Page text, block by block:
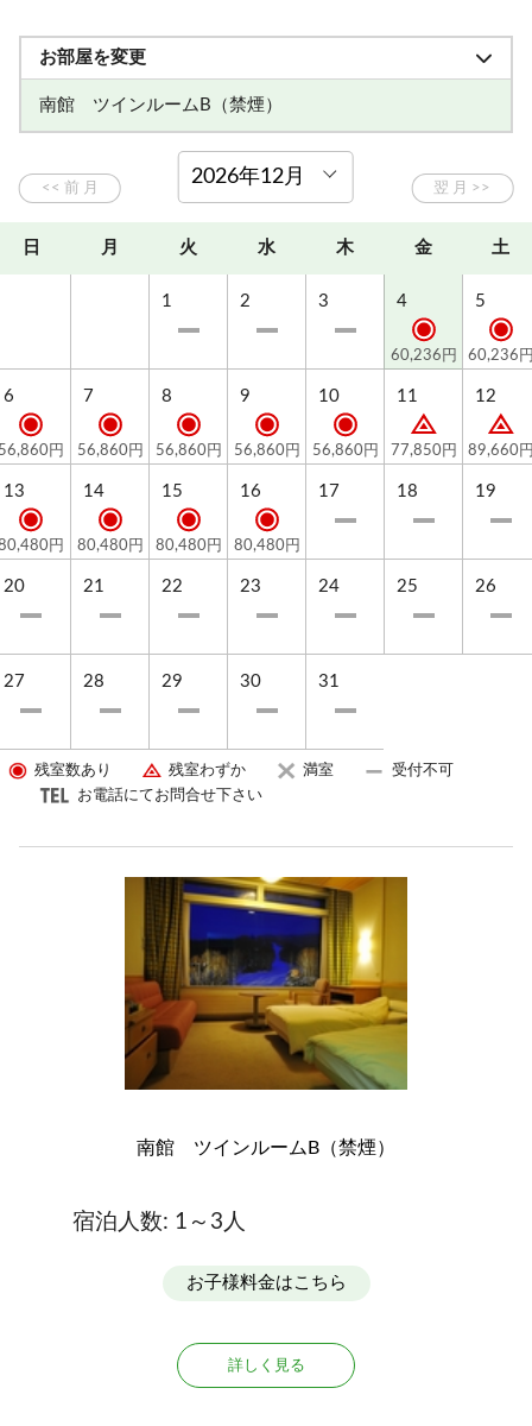
お部屋を変更
南館 ツインルームB（禁煙）
日 月 火 水 木 金 土
1 2 3 4
60,236円
5
60,236
6
円
7
56,860円
8
56,860円
9
56,860円
10
56,860円
11
77,850円
12
89,660
13
円
14
80,480円
15
80,480円
16
80,480円
17 18 19
20 21 22 23 24 25 26
27 28 29 30 31
残室数あり 残室わずか 満室
受付不可
お電話にてお問合せ下さい
南館 ツインルームB（禁煙）
宿泊人数: 1～3人
お子様料金はこちら
詳しく見る